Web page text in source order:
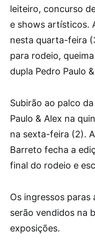
leiteiro, concurso
e shows artísticos.
nesta quarta-feira
para rodeio,
dupla Pedro Paulo
Subirão ao palco
Paulo & Alex na
na sexta-feira (2).
Barreto fecha a
final do rodeio e
Os ingressos
serão vendidos na
exposições.